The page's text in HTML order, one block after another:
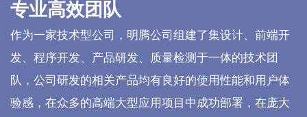
专业高效团队
作为一家技术型公司，明腾公司组建了集设计、前端开
发、程序开发、产品研发、质量检测于一体的技术团
队，公司研发的相关产品均有良好的使用性能和用户体
验感，在众多的高端大型应用项目中成功部署，在庞大